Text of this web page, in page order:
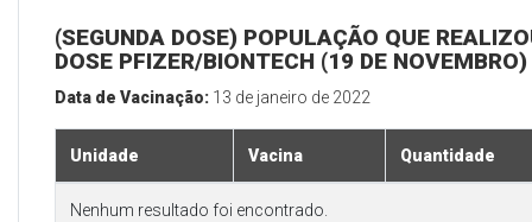
(SEGUNDA DOSE) POPULAÇÃO QUE
DOSE PFIZER/BIONTECH (19 DE NOVEMBRO)
Data de Vacinação: 13 de janeiro de 2022
Unidade Vacina Quantidade
Nenhum resultado foi encontrado.